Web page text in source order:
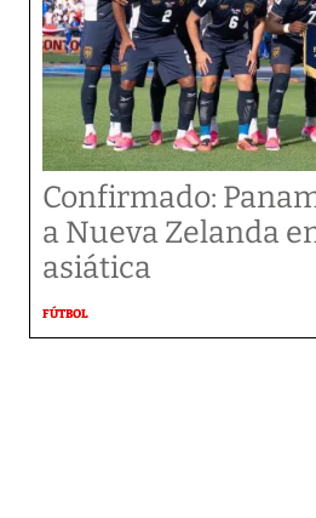
Confirmado:
a Nueva Zelanda
asiática
FÚTBOL